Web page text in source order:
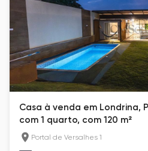
Casa à venda em Londrina,
com 1 quarto, com 120 m²
Portal de Versalhes 1